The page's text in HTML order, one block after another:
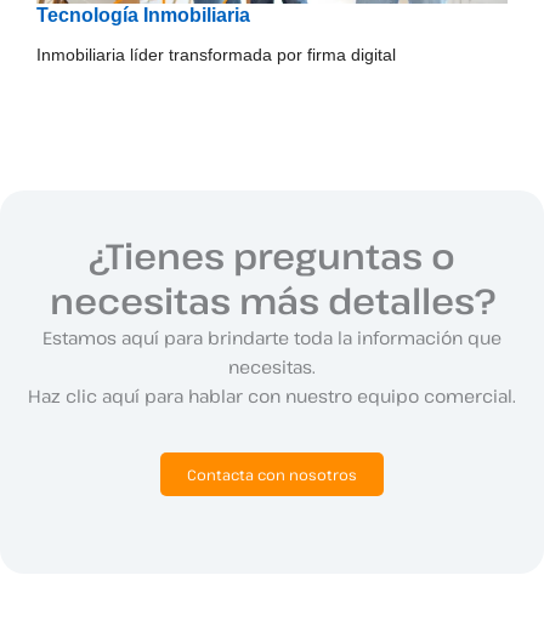
Tecnología Inmobiliaria
Inmobiliaria líder transformada por firma digital
¿Tienes preguntas o
necesitas más detalles?
Estamos aquí para brindarte toda la información que
necesitas.
Haz clic aquí para hablar con nuestro equipo comercial.
Contacta con nosotros